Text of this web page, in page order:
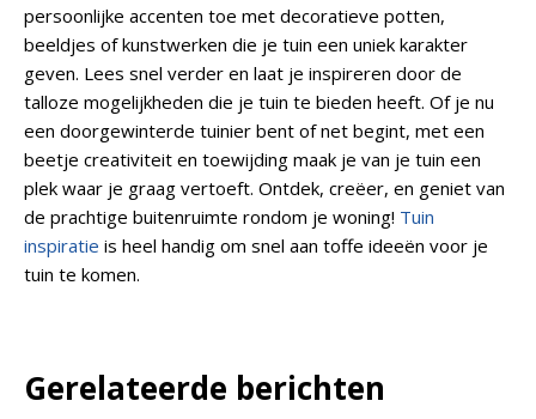
persoonlijke accenten toe met decoratieve potten,
beeldjes of kunstwerken die je tuin een uniek karakter
geven. Lees snel verder en laat je inspireren door de
talloze mogelijkheden die je tuin te bieden heeft. Of je nu
een doorgewinterde tuinier bent of net begint, met een
beetje creativiteit en toewijding maak je van je tuin een
plek waar je graag vertoeft. Ontdek, creëer, en geniet van
de prachtige buitenruimte rondom je woning! Tuin
inspiratie is heel handig om snel aan toffe ideeën voor je
tuin te komen.
Gerelateerde berichten